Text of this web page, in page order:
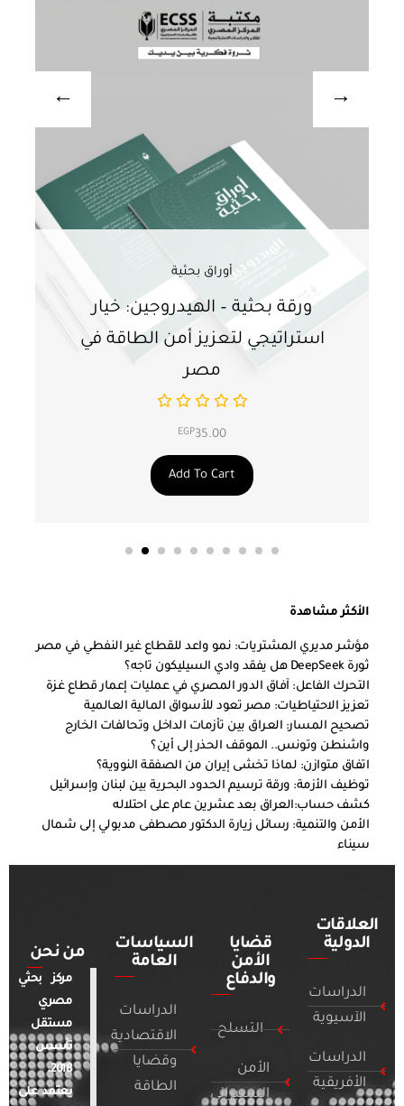
أوراق بحثية
ورقة بحثية – الهيدروجين: خيار
استراتيجي لتعزيز أمن الطاقة في
مصر
EGP35.00
Add To Cart
الأكثر مشاهدة
مؤشر مديري المشتريات: نمو واعد للقطاع غير النفطي في مصر
ثورة DeepSeek هل يفقد وادي السيليكون تاجه؟
التحرك الفاعل: آفاق الدور المصري في عمليات إعمار قطاع غزة
تعزيز الاحتياطيات: مصر تعود للأسواق المالية العالمية
تصحيح المسار: العراق بين تأزمات الداخل وتحالفات الخارج
واشنطن وتونس.. الموقف الحذر إلى أين؟
اتفاق متوازن: لماذا تخشى إيران من الصفقة النووية؟
توظيف الأزمة: ورقة ترسيم الحدود البحرية بين لبنان وإسرائيل
كشف حساب:العراق بعد عشرين عام على احتلاله
الأمن والتنمية: رسائل زيارة الدكتور مصطفى مدبولي إلى شمال
سيناء
العلاقات
الدولية
الدراسات
الآسيوية
الدراسات
الأفريقية
قضايا
الأمن
والدفاع
التسلح
الأمن
السيبراني
السياسات
العامة
الدراسات
الاقتصادية
وقضايا
الطاقة
من نحن
مركز بحثي
مصري
مستقل
تأسس
2018.
يعتمد على